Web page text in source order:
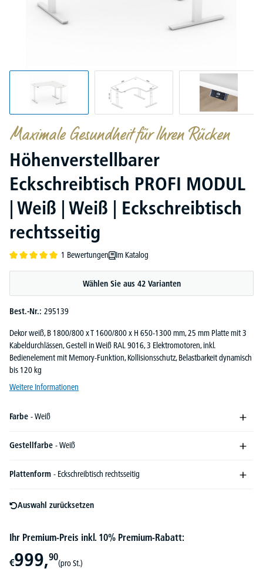
Maximale Gesundheit für Ihren Rücken
Höhenverstellbarer
Eckschreibtisch PROFI MODUL
| Weiß | Weiß | Eckschreibtisch
rechtsseitig
1 Bewertungen Im Katalog
Wählen Sie aus 42 Varianten
Best.-Nr.: 295139
Dekor weiß, B 1800/800 x T 1600/800 x H 650-1300 mm, 25 mm Platte mit 3
Kabeldurchlässen, Gestell in Weiß RAL 9016, 3 Elektromotoren, inkl.
Bedienelement mit Memory-Funktion, Kollisionsschutz, Belastbarkeit dynamisch
bis 120 kg
Weitere Informationen
Farbe - Weiß
Gestellfarbe - Weiß
Plattenform - Eckschreibtisch rechtsseitig
Auswahl zurücksetzen
Ihr Premium-Preis inkl. 10% Premium-Rabatt:
€999,90
(pro St.)